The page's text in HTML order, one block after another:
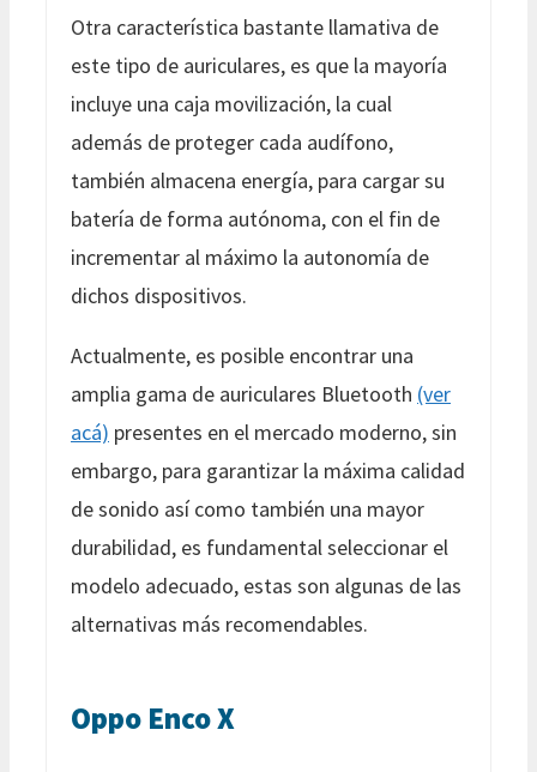
Otra característica bastante llamativa de
este tipo de auriculares, es que la mayoría
incluye una caja movilización, la cual
además de proteger cada audífono,
también almacena energía, para cargar su
batería de forma autónoma, con el fin de
incrementar al máximo la autonomía de
dichos dispositivos.
Actualmente, es posible encontrar una
amplia gama de auriculares Bluetooth (ver
acá) presentes en el mercado moderno, sin
embargo, para garantizar la máxima calidad
de sonido así como también una mayor
durabilidad, es fundamental seleccionar el
modelo adecuado, estas son algunas de las
alternativas más recomendables.
Oppo Enco X